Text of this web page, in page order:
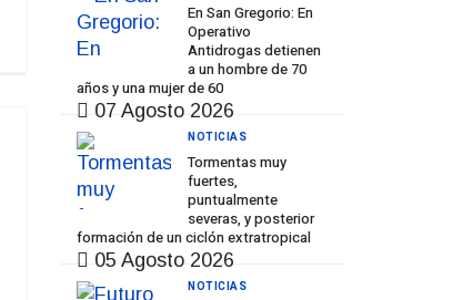
En San Gregorio: En
Operativo
Antidrogas detienen
a un hombre de 70
años y una mujer de 60
07 Agosto 2026
Tormentas muy
fuertes,
puntualmente
severas, y posterior
formación de un ciclón extratropical
05 Agosto 2026
NOTICIAS
NOTICIAS